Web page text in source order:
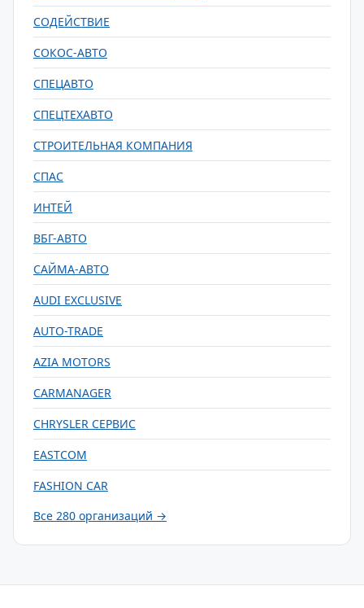
СОДЕЙСТВИЕ
СОКОС-АВТО
СПЕЦАВТО
СПЕЦТЕХАВТО
СТРОИТЕЛЬНАЯ КОМПАНИЯ
СПАС
ИНТЕЙ
ВБГ-АВТО
САЙМА-АВТО
AUDI EXCLUSIVE
AUTO-TRADE
AZIA MOTORS
CARMANAGER
CHRYSLER СЕРВИС
EASTCOM
FASHION CAR
Все 280 организаций →